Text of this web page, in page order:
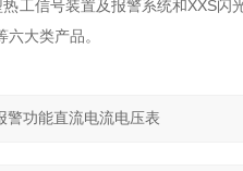
工信号装置及报警系统和XXS
大类产品。